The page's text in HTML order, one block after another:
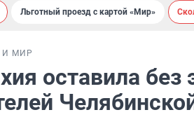
Льготный проезд с картой «Мир»
И МИР
оставила без